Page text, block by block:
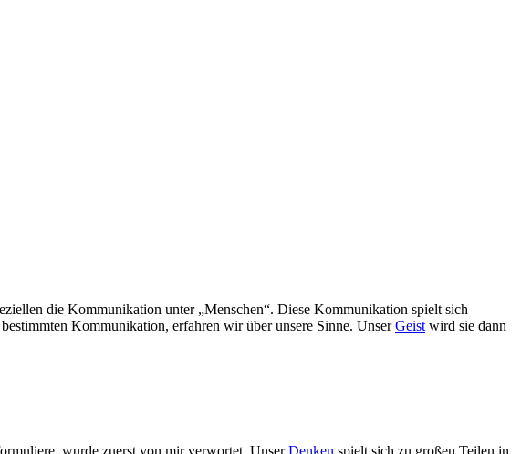
die Kommunikation unter „Menschen“. Diese Kommunikation spielt sich
Kommunikation, erfahren wir über unsere Sinne. UnserGeist wird sie dann
wurde zuerst von mir verwortet. UnserDenken spielt sich zu großen Teilen in